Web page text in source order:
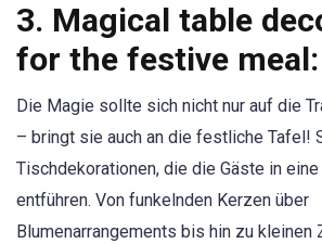
3. Magical table
for the festive meal:
Die Magie sollte sich nicht nur auf die
– bringt sie auch an die festliche Tafel!
Tischdekorationen, die die Gäste in
entführen. Von funkelnden Kerzen über
Blumenarrangements bis hin zu kleinen